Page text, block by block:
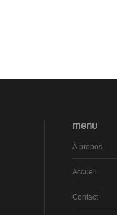
MENU
À propos
Accueil
Contact